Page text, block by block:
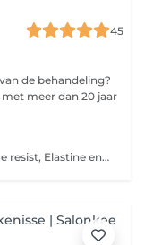
45
de behandeling?
met meer dan 20 jaar
Vital Defense, Alpha Vital, Optimizer, Time resist, Elastine en de nieuwe Excellence Code Verslapte huid, last van rimpels, heeft uw huid een opfrisbeurt nodig, dan zijn dit de juiste behandelingen. Hiervoor worden speciale producten gebruikt die de huid weer stimuleren. De behandelingen bestaan uit: Yon-Ka welkom, oppervlakte reiniging, diepte reiniging door middel van een softpeeling gevolgd door een micro peel of een fruitzuur met speciale handelingen op de rimpels, oneffenheden verwijderen, epileren, massage op warmwater kussen, speciaal rubber masker voor versteviging, speciale dagcrème en wordt afgesloten met een Yon-Ka afsluiting. Bij de Excellence Code wordt gebruik gemaakt van speciale drukpunten en bindweefselmassage.